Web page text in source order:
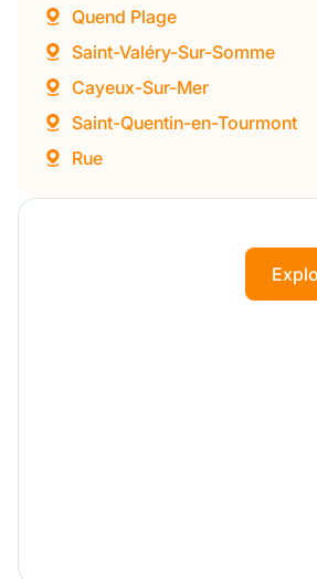
Quend Plage
Saint-Valéry-Sur-Somme
Cayeux-Sur-Mer
Saint-Quentin-en-Tourmont
Rue